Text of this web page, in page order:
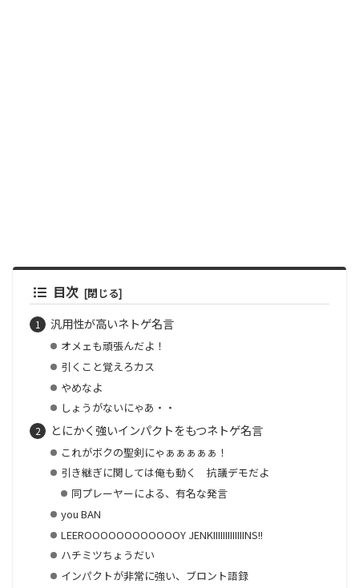
目次
汎用性が高いネトゲ名言
オメェも頑張んだよ！
引くこと覚えろカス
やめなよ
しょうがないにゃあ・・
とにかく強いインパクトをもつネトゲ名言
これがボクの聖剣にゃぁぁぁぁぁ！
引き継ぎに関しては俺も動く 抗議デモだよ
同プレーヤーによる、有名な発言
you BAN
LEEROOOOOOOOOOOOY JENKIIIIIIIIIIIIINS!!
ハチミツちょうだい
インパクトが非常に強い、ブロント語録